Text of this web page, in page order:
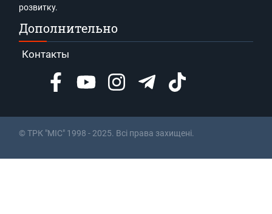
розвитку.
Дополнительно
Контакты
© ТРК "МІС" 1998 - 2025. Всі права захищені.